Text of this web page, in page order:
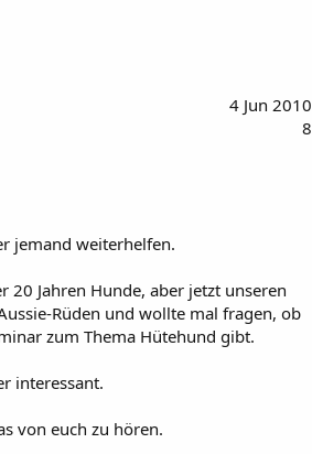
4 Jun 2010
8
jemand weiterhelfen.
20 Jahren Hunde, aber jetzt unseren
Rüden und wollte mal fragen, ob
zum Thema Hütehund gibt.
interessant.
von euch zu hören.